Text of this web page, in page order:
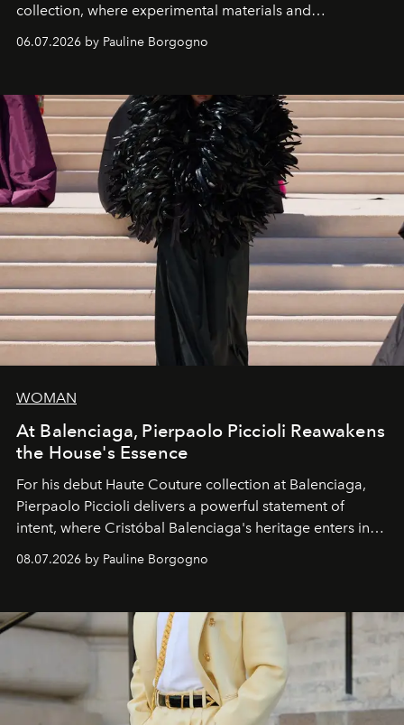
collection, where experimental materials and
exceptional craftsmanship forge a new territory between
fashion, sculpture, and art.
06.07.2026 by Pauline Borgogno
WOMAN
At Balenciaga, Pierpaolo Piccioli Reawakens
the House's Essence
For his debut Haute Couture collection at Balenciaga,
Pierpaolo Piccioli delivers a powerful statement of
intent, where Cristóbal Balenciaga's heritage enters into
dialogue with a deeply contemporary vision of fashion
and creation.
08.07.2026 by Pauline Borgogno